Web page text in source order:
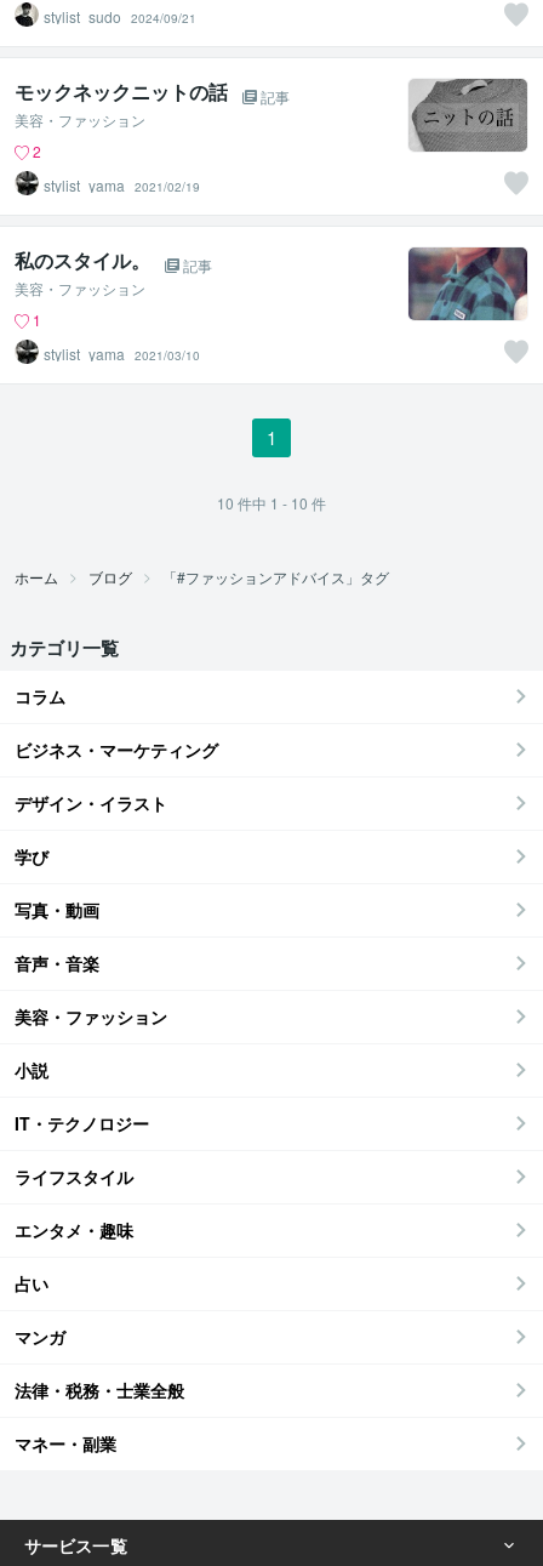
stylist_sudo 2024/09/21
モックネックニットの話
記事
美容・ファッション
2
stylist_yama
2021/02/19
私のスタイル。
記事
美容・ファッション
1
stylist_yama
2021/03/10
1
10 件中 1 - 10 件
ホーム ブログ 「#ファッションアドバイス」タグ
カテゴリ一覧
コラム
ビジネス・マーケティング
デザイン・イラスト
学び
写真・動画
音声・音楽
美容・ファッション
小説
IT・テクノロジー
ライフスタイル
エンタメ・趣味
占い
マンガ
法律・税務・士業全般
マネー・副業